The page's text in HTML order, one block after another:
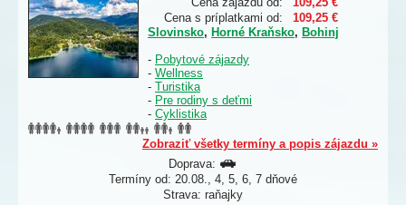
Cena s príplatkami od:
109,25 €
Slovinsko, Horné Kraňsko, Bohinj
- Pobytové zájazdy
- Wellness
- Turistika
- Pre rodiny s deťmi
- Cyklistika
Zobraziť všetky termíny a popis zájazdu »
Doprava:
Termíny od: 20.08., 4, 5, 6, 7 dňové
Strava: raňajky